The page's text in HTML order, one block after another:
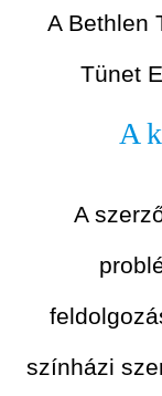
A Bethlen
Tünet
A
A
színházi